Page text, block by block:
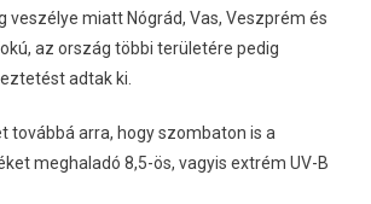
veszélye miatt Nógrád, Vas, Veszprém és
az ország többi területére pedig
adtak ki.
továbbá arra, hogy szombaton is a
meghaladó 8,5-ös, vagyis extrém UV-B